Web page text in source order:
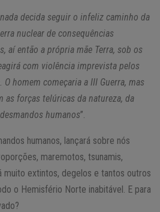
decida seguir o infeliz caminho da
nuclear de consequências
aí então a própria mãe Terra, sob os
com violência imprevista pelos
homem começaria a III Guerra, mas
as forças telúricas da natureza, da
humanos”.
humanos, lançará sobre nós
maremotos, tsunamis,
muito extintos, degelos e tantos outros
o Hemisfério Norte inabitável. E para